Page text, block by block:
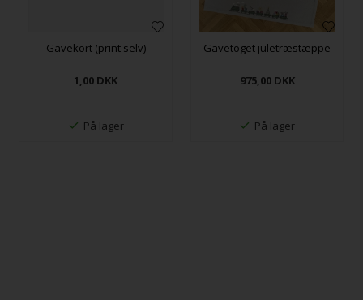
Gavekort (print selv)
1,00 DKK
På lager
Gavetoget juletræstæppe
975,00 DKK
På lager